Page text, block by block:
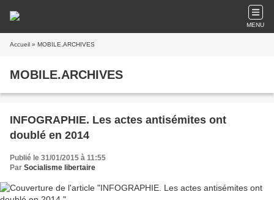
MENU
Accueil » MOBILE.ARCHIVES
MOBILE.ARCHIVES
INFOGRAPHIE. Les actes antisémites ont
doublé en 2014
Publié le 31/01/2015 à 11:55
Par Socialisme libertaire